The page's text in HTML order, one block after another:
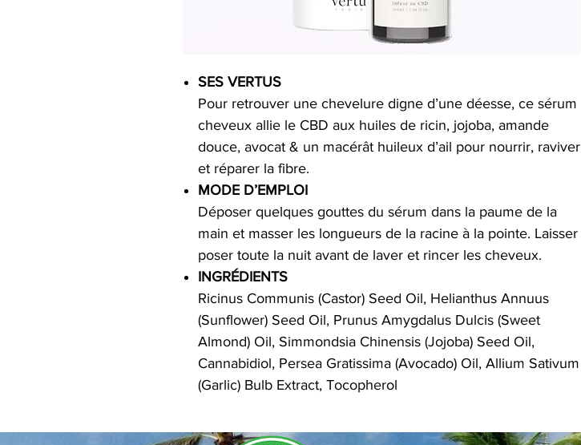
SES VERTUS
Pour retrouver une chevelure digne d’une déesse, ce sérum
cheveux allie le CBD aux huiles de ricin, jojoba, amande
douce, avocat & un macérât huileux d’ail pour nourrir, raviver
et réparer la fibre.
MODE D’EMPLOI
Déposer quelques gouttes du sérum dans la paume de la
main et masser les longueurs de la racine à la pointe. Laisser
poser toute la nuit avant de laver et rincer les cheveux.
INGRÉDIENTS
Ricinus Communis (Castor) Seed Oil, Helianthus Annuus
(Sunflower) Seed Oil, Prunus Amygdalus Dulcis (Sweet
Almond) Oil, Simmondsia Chinensis (Jojoba) Seed Oil,
Cannabidiol, Persea Gratissima (Avocado) Oil, Allium Sativum
(Garlic) Bulb Extract, Tocopherol